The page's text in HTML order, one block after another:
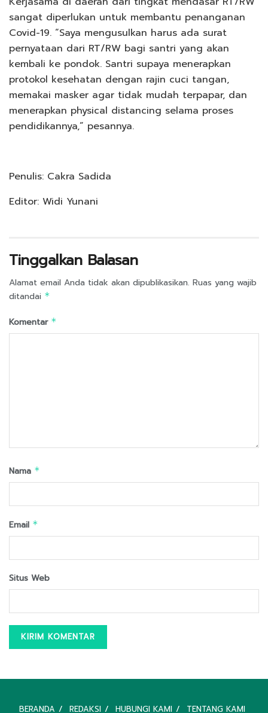
sangat diperlukan untuk membantu penanganan
Covid-19. “Saya mengusulkan harus ada surat
pernyataan dari RT/RW bagi santri yang akan
kembali ke pondok. Santri supaya menerapkan
protokol kesehatan dengan rajin cuci tangan,
memakai masker agar tidak mudah terpapar, dan
menerapkan physical distancing selama proses
pendidikannya,” pesannya.
Penulis: Cakra Sadida
Editor: Widi Yunani
Tinggalkan Balasan
Alamat email Anda tidak akan dipublikasikan. Ruas yang wajib
ditandai *
Komentar *
Nama *
Email *
Situs Web
BERANDA REDAKSI HUBUNGI KAMI TENTANG KAMI